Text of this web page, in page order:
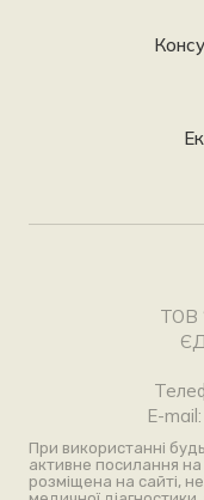
ТОВ
E-
При використанні
активне посилання
розміщена на сайті,